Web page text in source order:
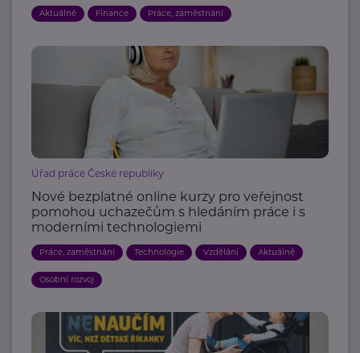
Aktuálně Finance Práce, zaměstnání
Úřad práce České republiky
Nové bezplatné online kurzy pro veřejnost
pomohou uchazečům s hledáním práce i s
moderními technologiemi
Práce, zaměstnání Technologie Vzdělání Aktuálně
Osobní rozvoj